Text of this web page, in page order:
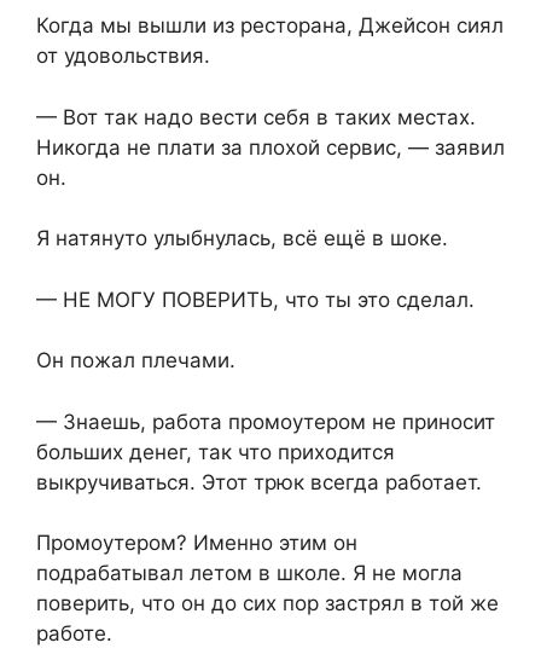
Когда мы вышли из ресторана, Джейсон сиял
от удовольствия.
— Вот так надо вести себя в таких местах.
Никогда не плати за плохой сервис, — заявил
он.
Я натянуто улыбнулась, всё ещё в шоке.
— НЕ МОГУ ПОВЕРИТЬ, что ты это сделал.
Он пожал плечами.
— Знаешь, работа промоутером не приносит
больших денег, так что приходится
выкручиваться. Этот трюк всегда работает.
Промоутером? Именно этим он
подрабатывал летом в школе. Я не могла
поверить, что он до сих пор застрял в той же
работе.